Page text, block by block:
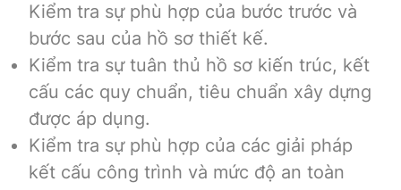
Kiểm tra sự phù hợp của bước trước và
bước sau của hồ sơ thiết kế.
Kiểm tra sự tuân thủ hồ sơ kiến trúc, kết
cấu các quy chuẩn, tiêu chuẩn xây dựng
được áp dụng.
Kiểm tra sự phù hợp của các giải pháp
kết cấu công trình và mức độ an toàn